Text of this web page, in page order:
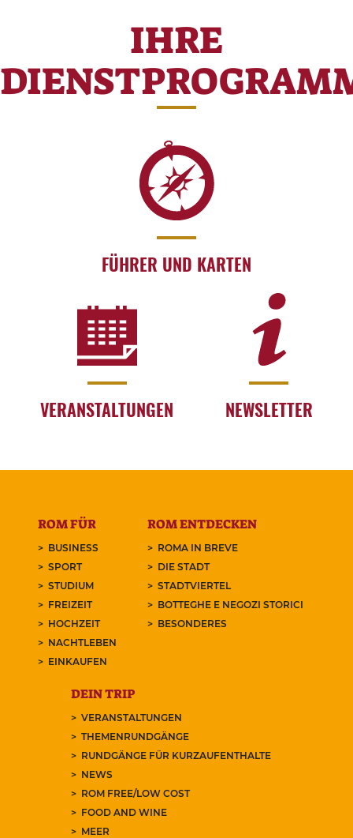
IHRE
FÜHRER UND KARTEN
VERANSTALTUNGEN NEWSLETTER
ROM FÜR
BUSINESS
SPORT
STUDIUM
FREIZEIT
HOCHZEIT
NACHTLEBEN
EINKAUFEN
ROM ENTDECKEN
ROMA IN BREVE
DIE STADT
STADTVIERTEL
BOTTEGHE E NEGOZI STORICI
BESONDERES
DEIN TRIP
VERANSTALTUNGEN
THEMENRUNDGÄNGE
RUNDGÄNGE FÜR KURZAUFENTHALTE
NEWS
ROM FREE/LOW COST
FOOD AND WINE
MEER